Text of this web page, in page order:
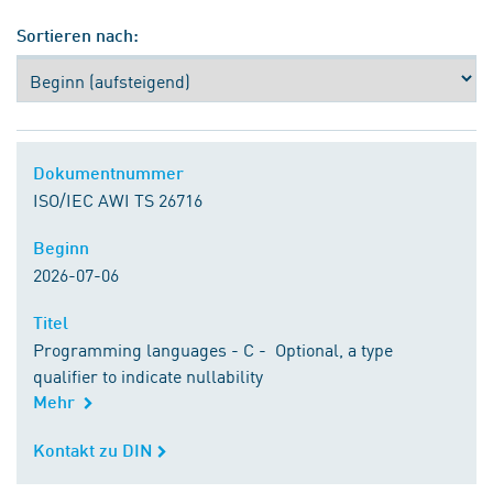
Sortieren nach:
Dokumentnummer
ISO/IEC AWI TS 26716
Beginn
2026-07-06
Titel
Programming languages - C - Optional, a type
qualifier to indicate nullability
Mehr
Kontakt zu DIN
Kontakt zu DIN